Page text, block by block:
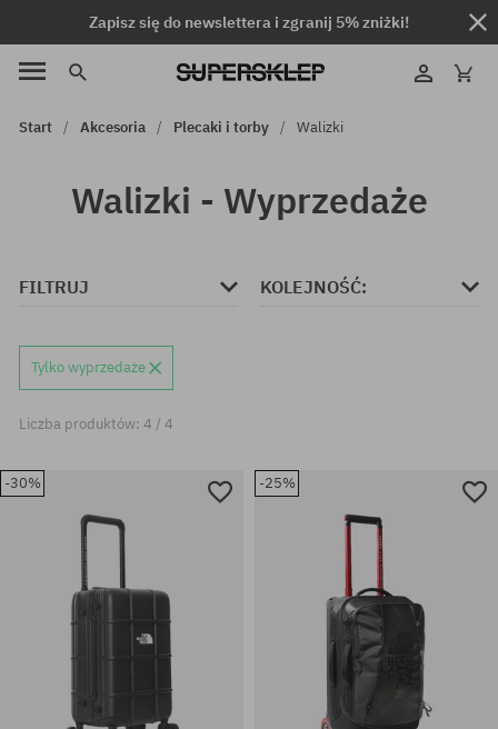
Zapisz się do newslettera i zgranij 5% zniżki!
Start Akcesoria Plecaki i torby Walizki
Walizki - Wyprzedaże
FILTRUJ KOLEJNOŚĆ:
Tylko wyprzedaże
Liczba produktów: 4 / 4
-30% -25%